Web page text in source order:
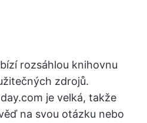
rozsáhlou knihovnu
zdrojů.
je velká, takže
na svou otázku nebo